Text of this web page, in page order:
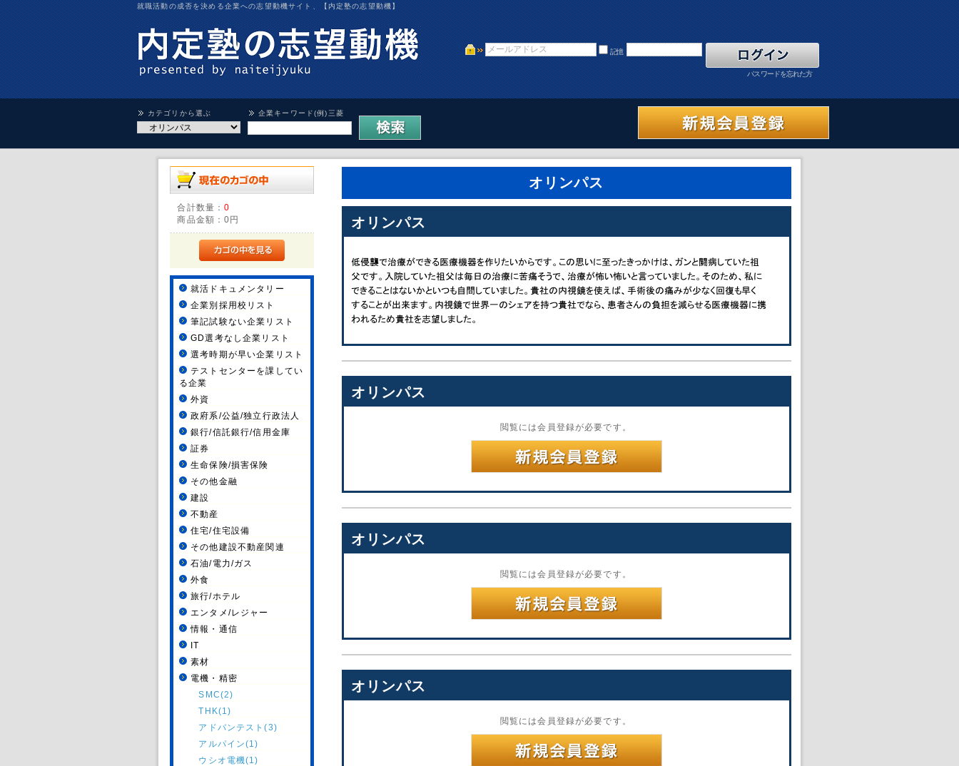
就職活動の成否を決める企業への志望動機サイト、【内定塾の志望動機】
記憶
パスワードを忘れた方
カテゴリから選ぶ 企業キーワード(例)三菱
合計数量：0
商品金額：0円
就活ドキュメンタリー
企業別採用校リスト
筆記試験ない企業リスト
GD選考なし企業リスト
選考時期が早い企業リスト
テストセンターを課してい
る企業
外資
政府系/公益/独立行政法人
銀行/信託銀行/信用金庫
証券
生命保険/損害保険
その他金融
建設
不動産
住宅/住宅設備
その他建設不動産関連
石油/電力/ガス
外食
旅行/ホテル
エンタメ/レジャー
情報・通信
IT
素材
電機・精密
SMC(2)
THK(1)
アドバンテスト(3)
アルパイン(1)
ウシオ電機(1)
オリンパス
オリンパス
オリンパス
閲覧には会員登録が必要です。
オリンパス
閲覧には会員登録が必要です。
オリンパス
閲覧には会員登録が必要です。